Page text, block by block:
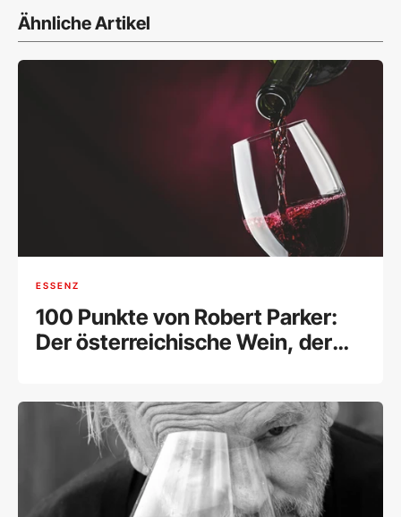
Ähnliche Artikel
ESSENZ
100 Punkte von Robert Parker:
Der österreichische Wein, der